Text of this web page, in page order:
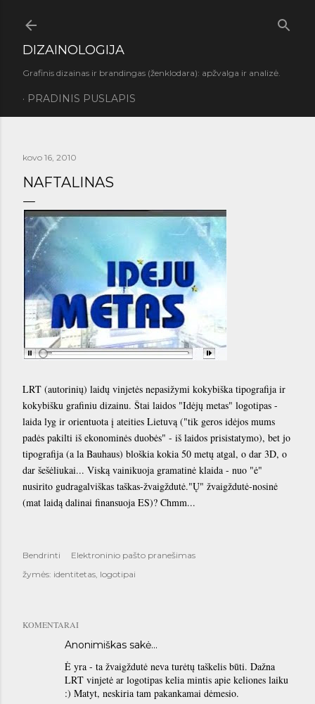
DIZAINOLOGIJA
Grafinis dizainas ir brandingas (ženklodara): apžvalga ir analizė.
PRADINIS PUSLAPIS
kovo 16, 2010
NAFTALINAS
LRT (autorinių) laidų vinjetės nepasižymi kokybiška tipografija ir
kokybišku grafiniu dizainu. Štai laidos "Idėjų metas" logotipas -
laida lyg ir orientuota į ateities Lietuvą ("tik geros idėjos mums
padės pakilti iš ekonominės duobės" - iš laidos prisistatymo), bet jo
tipografija (a la Bauhaus) bloškia kokia 50 metų atgal, o dar 3D, o
dar šešėliukai... Viską vainikuoja gramatinė klaida - nuo "ė"
nusirito gudragalviškas taškas-žvaigždutė."Ų" žvaigždutė-nosinė
(mat laidą dalinai finansuoja ES)? Chmm...
Bendrinti
Elektroninio pašto pranešimas
žymės: identitetas logotipai
KOMENTARAI
Anonimiškas sakė…
Ė yra - ta žvaigždutė neva turėtų taškelis būti. Dažna
LRT vinjetė ar logotipas kelia mintis apie keliones laiku
:) Matyt, neskiria tam pakankamai dėmesio.